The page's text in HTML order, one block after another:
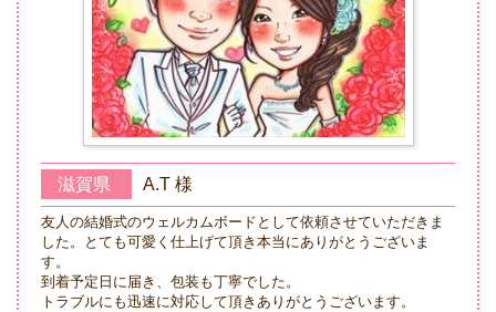
滋賀県 A.T 様
友人の結婚式のウェルカムボードとして依頼させていただきま
した。とても可愛く仕上げて頂き本当にありがとうございま
す。
到着予定日に届き、包装も丁寧でした。
トラブルにも迅速に対応して頂きありがとうございます。